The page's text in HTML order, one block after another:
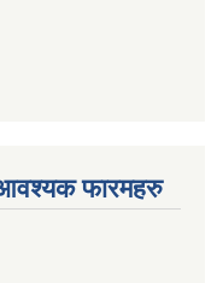
आवश्यक फारमहरु